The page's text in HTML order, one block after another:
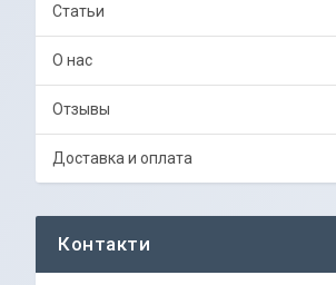
Статьи
О нас
Отзывы
Доставка и оплата